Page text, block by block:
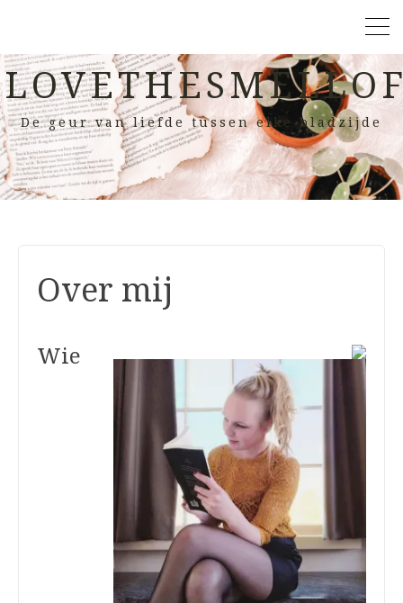
De geur van liefde tussen elke bladzijde
Over mij
Wie